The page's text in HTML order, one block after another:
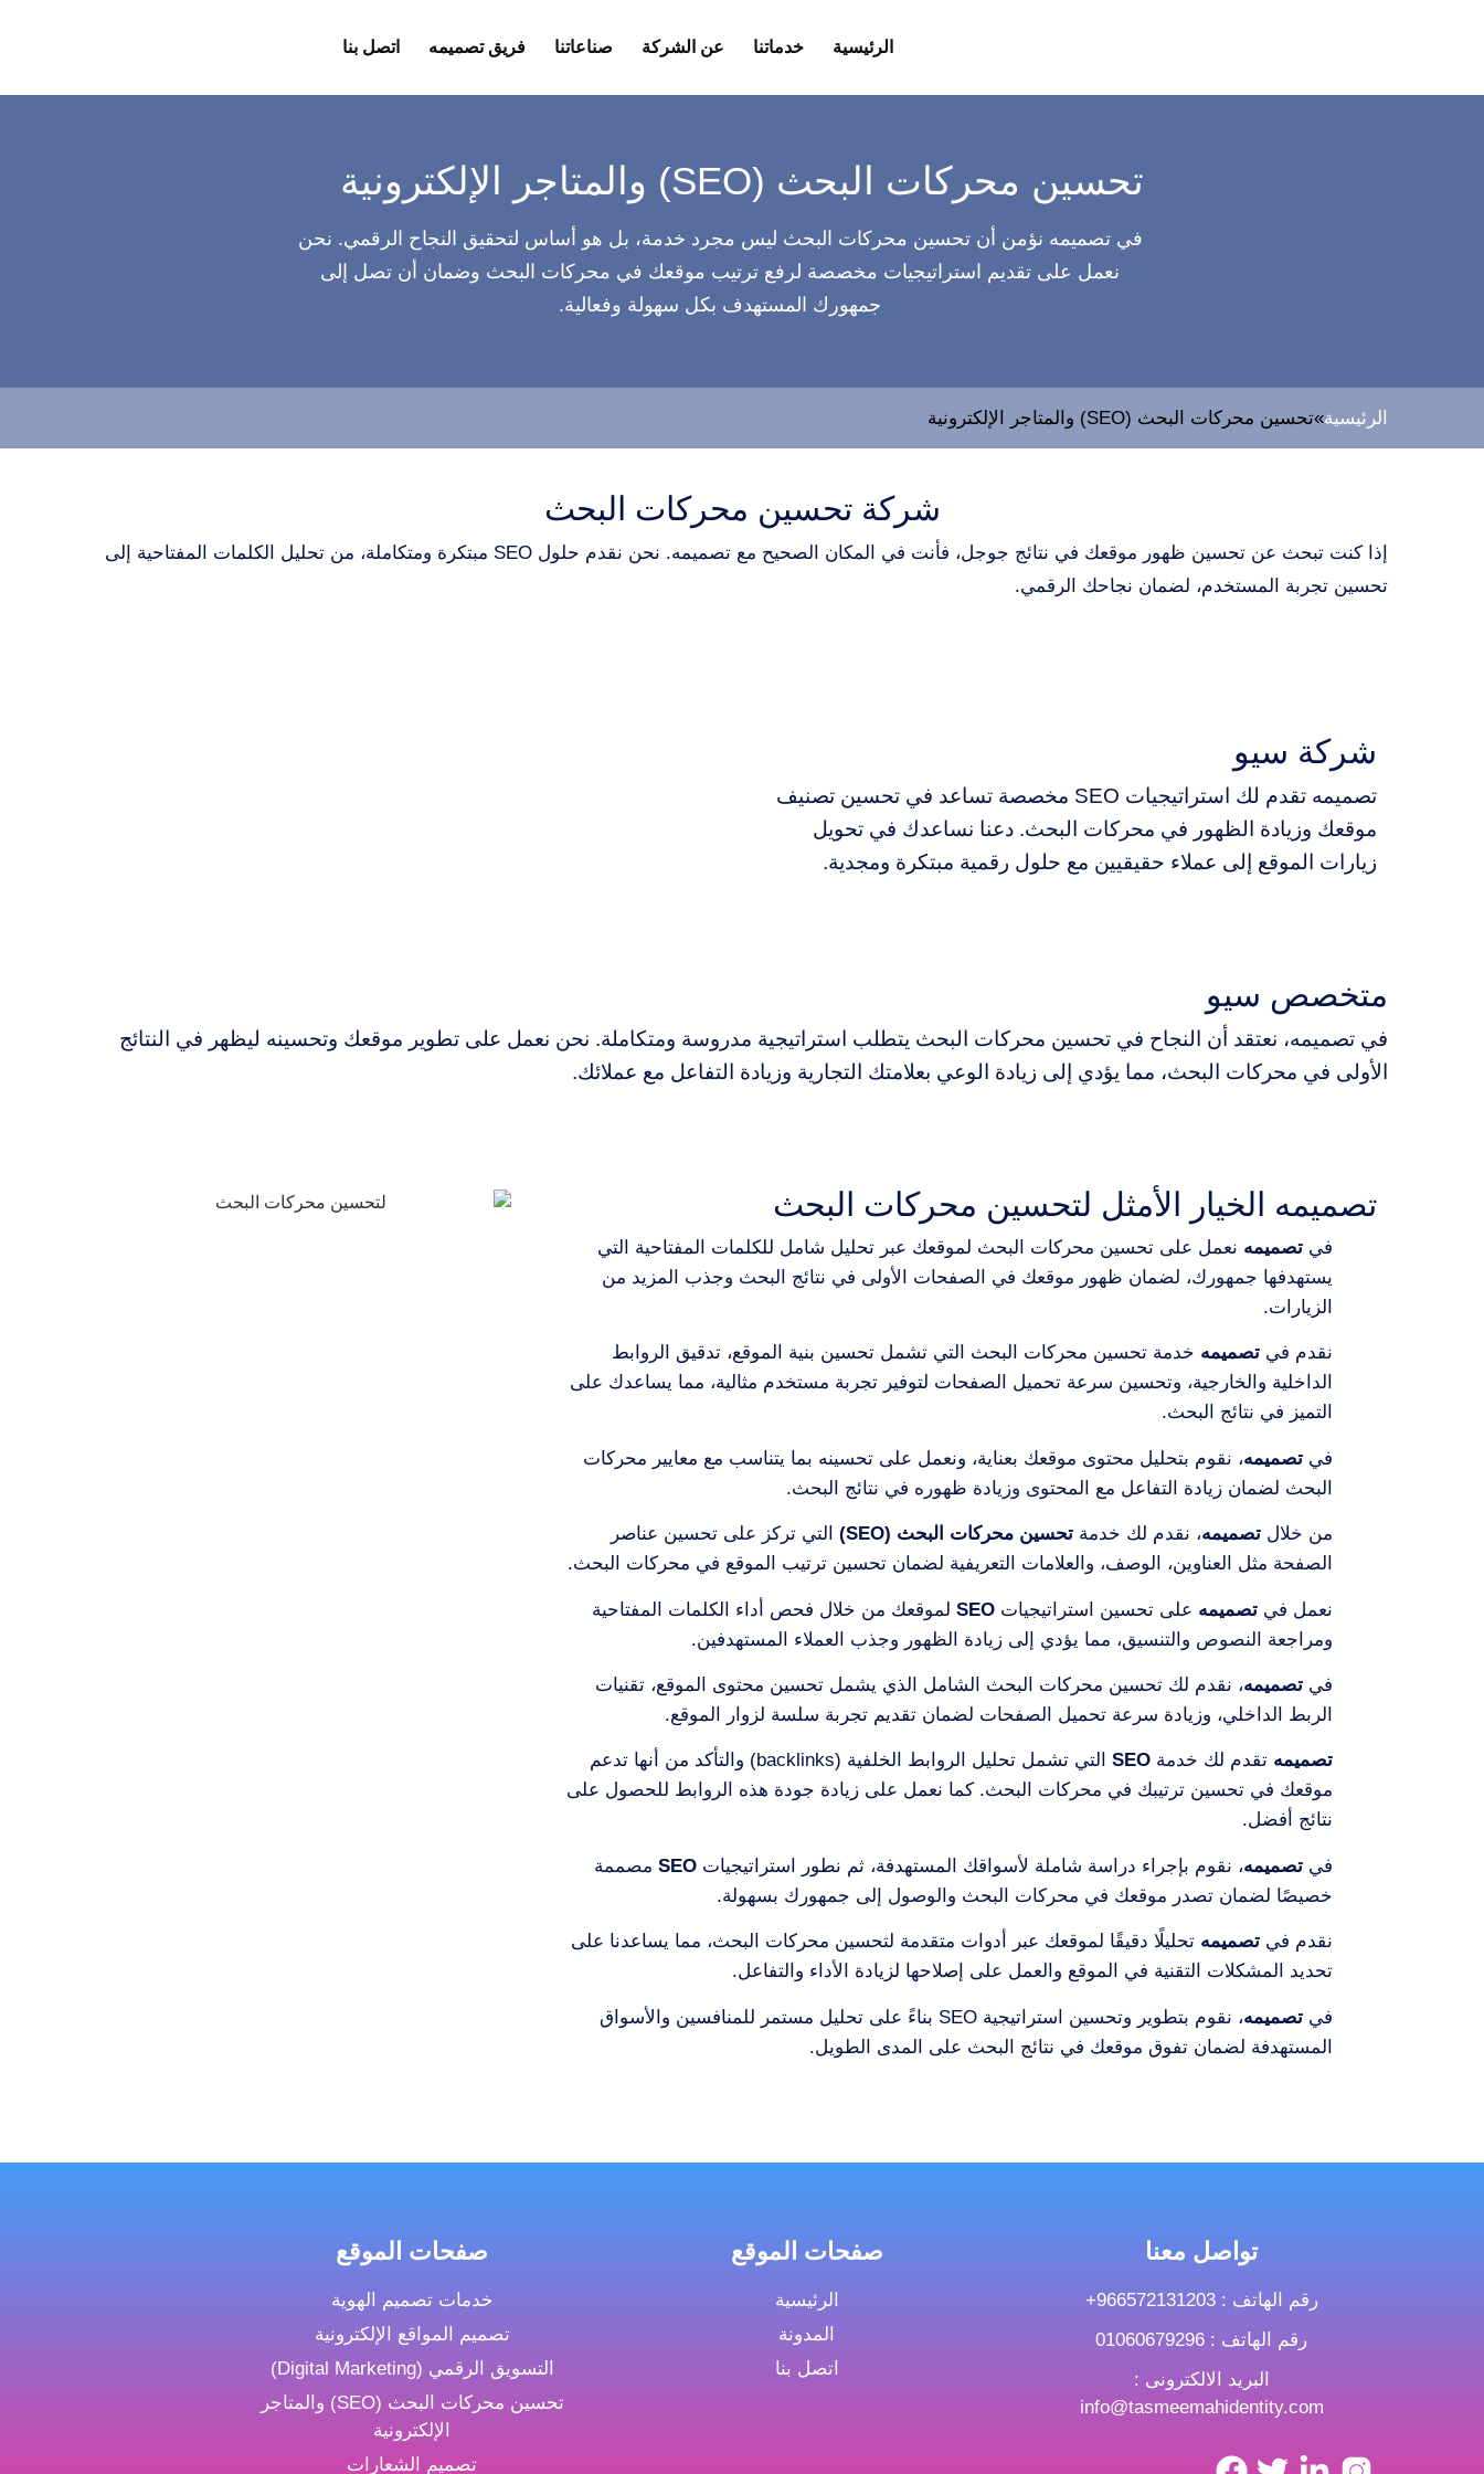
الرئيسية خدماتنا عن الشركة صناعاتنا فريق تصميمه اتصل بنا
تحسين محركات البحث (SEO) والمتاجر الإلكترونية
فيتصميمه نؤمن أن تحسين محركات البحث ليس مجرد خدمة، بل هو أساس لتحقيق النجاح الرقمي. نحن
نعمل على تقديم استراتيجيات مخصصة لرفع ترتيب موقعك في محركات البحث وضمان أن تصل إلى
جمهورك المستهدف بكل سهولة وفعالية.
الرئيسية»تحسين محركات البحث (SEO) والمتاجر الإلكترونية
شركة تحسين محركات البحث
إذا كنت تبحث عن تحسين ظهور موقعك في نتائج جوجل، فأنت في المكان الصحيح مع تصميمه. نحن نقدم حلول SEO مبتكرة ومتكاملة، من تحليل الكلمات المفتاحية إلى
تحسين تجربة المستخدم، لضمان نجاحك الرقمي.
شركة سيو
تصميمه تقدم لك استراتيجيات SEO مخصصة تساعد في تحسين تصنيف
موقعك وزيادة الظهور في محركات البحث. دعنا نساعدك في تحويل
زيارات الموقع إلى عملاء حقيقيين مع حلول رقمية مبتكرة ومجدية.
متخصص سيو
في تصميمه، نعتقد أن النجاح في تحسين محركات البحث يتطلب استراتيجية مدروسة ومتكاملة. نحن نعمل على تطوير موقعك وتحسينه ليظهر في النتائج
الأولى في محركات البحث، مما يؤدي إلى زيادة الوعي بعلامتك التجارية وزيادة التفاعل مع عملائك.
تصميمه الخيار الأمثل لتحسين محركات البحث
في تصميمه نعمل على تحسين محركات البحث لموقعك عبر تحليل شامل للكلمات المفتاحية التي
يستهدفها جمهورك، لضمان ظهور موقعك في الصفحات الأولى في نتائج البحث وجذب المزيد من
الزيارات.
نقدم في تصميمه خدمة تحسين محركات البحث التي تشمل تحسين بنية الموقع، تدقيق الروابط
الداخلية والخارجية، وتحسين سرعة تحميل الصفحات لتوفير تجربة مستخدم مثالية، مما يساعدك على
التميز في نتائج البحث.
في تصميمه، نقوم بتحليل محتوى موقعك بعناية، ونعمل على تحسينه بما يتناسب مع معايير محركات
البحث لضمان زيادة التفاعل مع المحتوى وزيادة ظهوره في نتائج البحث.
من خلال تصميمه، نقدم لك خدمة تحسين محركات البحث (SEO)
التي تركز على تحسين عناصر
الصفحة مثل العناوين، الوصف، والعلامات التعريفية لضمان تحسين ترتيب الموقع في محركات البحث.
نعمل في تصميمه على تحسين استراتيجيات SEO لموقعك من خلال فحص أداء الكلمات المفتاحية
ومراجعة النصوص والتنسيق، مما يؤدي إلى زيادة الظهور وجذب العملاء المستهدفين.
في تصميمه، نقدم لك تحسين محركات البحث الشامل الذي يشمل تحسين محتوى الموقع، تقنيات
الربط الداخلي، وزيادة سرعة تحميل الصفحات لضمان تقديم تجربة سلسة لزوار الموقع.
تصميمه تقدم لك خدمة SEO
التي تشمل تحليل الروابط الخلفية (backlinks) والتأكد من أنها تدعم
موقعك في تحسين ترتيبك في محركات البحث. كما نعمل على زيادة جودة هذه الروابط للحصول على
نتائج أفضل.
في تصميمه، نقوم بإجراء دراسة شاملة لأسواقك المستهدفة، ثم نطور استراتيجيات SEO مصممة
خصيصًا لضمان تصدر موقعك في محركات البحث والوصول إلى جمهورك بسهولة.
نقدم في تصميمه تحليلًا دقيقًا لموقعك عبر أدوات متقدمة لتحسين محركات البحث، مما يساعدنا على
تحديد المشكلات التقنية في الموقع والعمل على إصلاحها لزيادة الأداء والتفاعل.
في تصميمه
، نقوم بتطوير وتحسين استراتيجية SEO بناءً على تحليل مستمر للمنافسين والأسواق
المستهدفة لضمان تفوق موقعك في نتائج البحث على المدى الطويل.
تواصل معنا
رقم الهاتف : ‎+966572131203
رقم الهاتف : 01060679296
البريد الالكترونى :
info@tasmeemahidentity.com
صفحات الموقع
الرئيسية
المدونة
اتصل بنا
صفحات الموقع
خدمات تصميم الهوية
تصميم المواقع الإلكترونية
التسويق الرقمي (Digital Marketing)
تحسين محركات البحث (SEO) والمتاجر
الإلكترونية
تصميم الشعارات